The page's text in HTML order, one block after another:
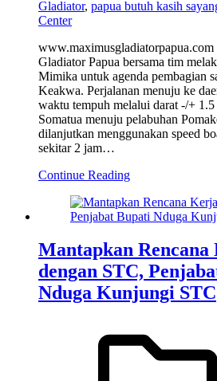
Gladiator, papua butuh kasih
Center
Gladiator Papua bersama tim
Mimika untuk agenda pembagian
Keakwa. Perjalanan menuju ke
waktu tempuh melalui darat -/+
Somatua menuju pelabuhan
dilanjutkan menggunakan speed
sekitar 2 jam…
Continue Reading
Mantapkan Rencana
dengan STC,
Nduga Kunjungi STC